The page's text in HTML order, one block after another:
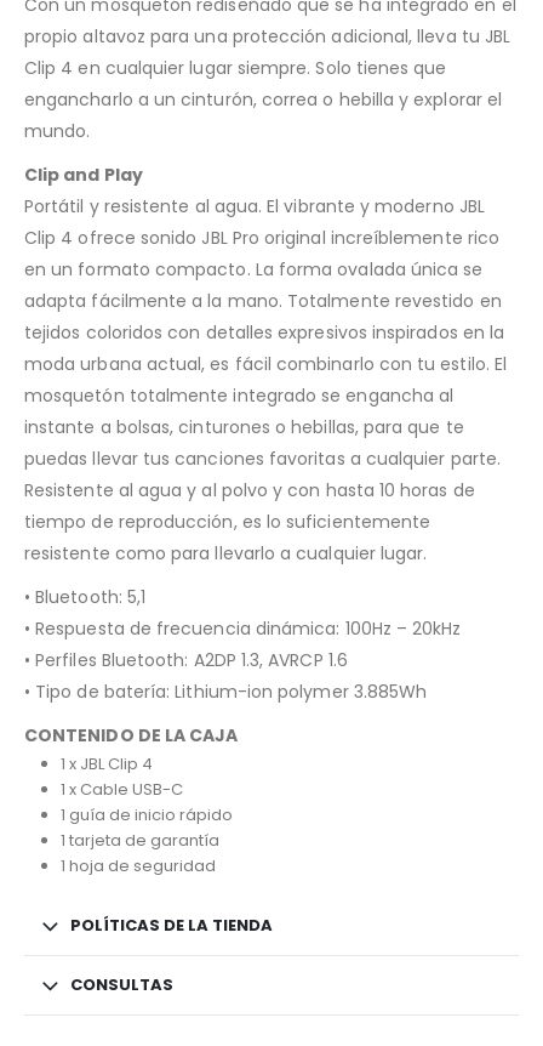
Con un mosquetón rediseñado que se ha integrado en el
propio altavoz para una protección adicional, lleva tu JBL
Clip 4 en cualquier lugar siempre. Solo tienes que
engancharlo a un cinturón, correa o hebilla y explorar el
mundo.
Clip and Play
Portátil y resistente al agua. El vibrante y moderno JBL
Clip 4 ofrece sonido JBL Pro original increíblemente rico
en un formato compacto. La forma ovalada única se
adapta fácilmente a la mano. Totalmente revestido en
tejidos coloridos con detalles expresivos inspirados en la
moda urbana actual, es fácil combinarlo con tu estilo. El
mosquetón totalmente integrado se engancha al
instante a bolsas, cinturones o hebillas, para que te
puedas llevar tus canciones favoritas a cualquier parte.
Resistente al agua y al polvo y con hasta 10 horas de
tiempo de reproducción, es lo suficientemente
resistente como para llevarlo a cualquier lugar.
• Bluetooth: 5,1
• Respuesta de frecuencia dinámica: 100Hz – 20kHz
• Perfiles Bluetooth: A2DP 1.3, AVRCP 1.6
• Tipo de batería: Lithium-ion polymer 3.885Wh
CONTENIDO DE LA CAJA
1 x JBL Clip 4
1 x Cable USB-C
1 guía de inicio rápido
1 tarjeta de garantía
1 hoja de seguridad
POLÍTICAS DE LA TIENDA
CONSULTAS